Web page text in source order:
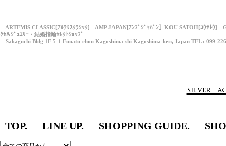
ARTEMIS CLASSIC[ｱﾙﾃﾐｽｸﾗｼｯｸ] AMP JAPAN[ｱﾝﾌﾟｼﾞｬﾊﾟﾝ］KOU SATOH[ｺｳｻﾄｳ]
ｸｾ&ｼﾞｭｴﾘｰ・結婚指輪ｾﾚｸﾄｼｮｯﾌﾟ
Sakaguchi Bldg 1F 5-1 Funatu-chou Kagoshima-shi Kagoshima-ken, Japan TEL : 099-
TOP. LINE UP. SHOPPING GUIDE.